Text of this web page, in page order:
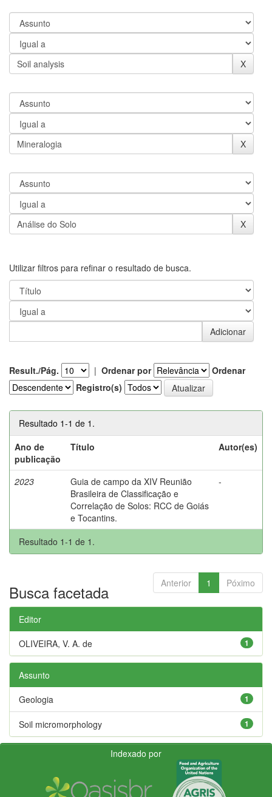
Utilizar filtros para refinar o resultado de busca.
Result./Pág. | Ordenar por
Ordenar
Registro(s)
Resultado 1-1 de 1.
Ano de
publicação
Título Autor(es)
2023
Guia de campo da XIV Reunião
Brasileira de Classificação e
Correlação de Solos: RCC de Goiás
e Tocantins.
-
Resultado 1-1 de 1.
Anterior 1 Póximo
Busca facetada
Editor
1
OLIVEIRA, V. A. de
Assunto
1
Geologia
1
Soil micromorphology
Indexado por